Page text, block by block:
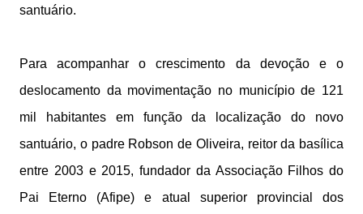
santuário.
Para acompanhar o crescimento da devoção e o
deslocamento da movimentação no município de 121
mil habitantes em função da localização do novo
santuário, o padre Robson de Oliveira, reitor da basílica
entre 2003 e 2015, fundador da Associação Filhos do
Pai Eterno (Afipe) e atual superior provincial dos